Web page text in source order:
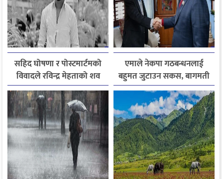
सहिद घोषणा र पोस्टमार्टमको
विवादले रविन्द्र मेहताको शव
एक सातादेखि अस्पतालमै
एमाले नेकपा गठबन्धनलाई
बहुमत जुटाउन सकस, बागमती
सरकार पुनर्गठन अन्योलमा